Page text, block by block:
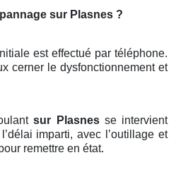
sur Plasnes ?
est effectué par téléphone.
cerner le dysfonctionnement et
sur Plasnes se intervient
imparti, avec l’outillage et
remettre en état.